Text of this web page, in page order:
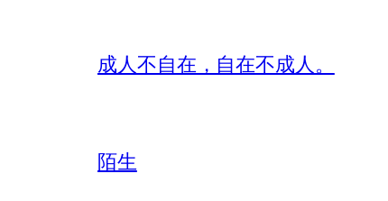
成人不自在，自在不成人。
陌生